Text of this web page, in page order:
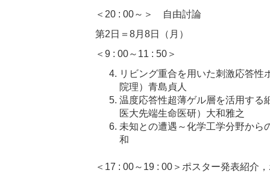
＜20 : 00～＞ 自由討論
第2日＝8月8日（月）
＜9 : 00～11 : 50＞
リビング重合を用いた刺激応答
院理）青島貞人
温度応答性超薄ゲル層を活用する
医大先端生命医研）大和雅之
未知との遭遇～化学工学分野から
和
＜17 : 00～19 : 00＞ポスター発表紹介